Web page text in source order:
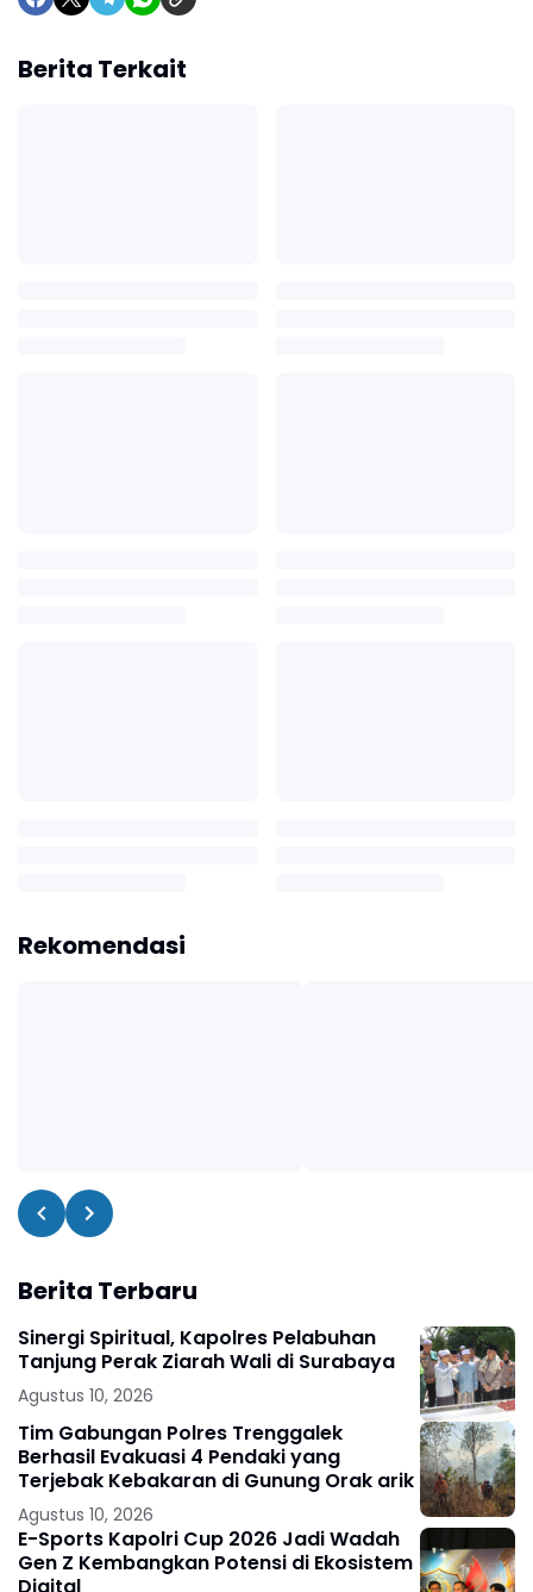
Berita Terkait
Rekomendasi
Berita Terbaru
Sinergi Spiritual, Kapolres Pelabuhan
Tanjung Perak Ziarah Wali di Surabaya
Agustus 10, 2026
Tim Gabungan Polres Trenggalek
Berhasil Evakuasi 4 Pendaki yang
Terjebak Kebakaran di Gunung Orak arik
Agustus 10, 2026
E-Sports Kapolri Cup 2026 Jadi Wadah
Gen Z Kembangkan Potensi di Ekosistem